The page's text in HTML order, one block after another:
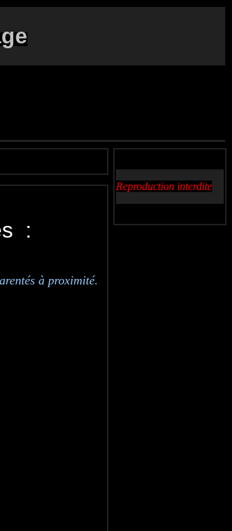
:
à proximité.
Reproduction interdite